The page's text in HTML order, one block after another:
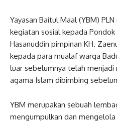
Yayasan Baitul Maal (YBM)
kegiatan sosial kepada
Hasanuddin pimpinan KH.
kepada para mualaf warga
luar sebelumnya telah
agama Islam dibimbing
YBM merupakan sebuah
mengumpulkan dan